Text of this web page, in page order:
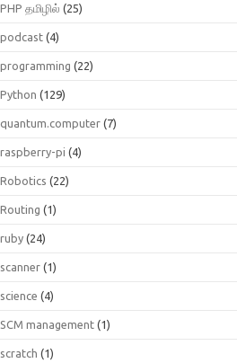
PHP தமிழில் (25)
podcast (4)
programming (22)
Python (129)
quantum.computer (7)
raspberry-pi (4)
Robotics (22)
Routing (1)
ruby (24)
scanner (1)
science (4)
SCM management (1)
scratch (1)